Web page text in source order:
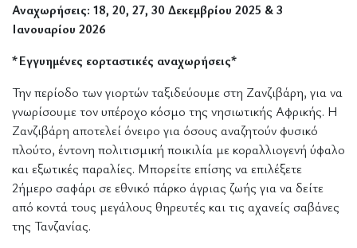
Αναχωρήσεις: 18, 20, 27, 30 Δεκεμβρίου 2025 & 3
Ιανουαρίου 2026
*Εγγυημένες εορταστικές αναχωρήσεις*
Την περίοδο των γιορτών ταξιδεύουμε στη Ζανζιβάρη, για να
γνωρίσουμε τον υπέροχο κόσμο της νησιωτικής Αφρικής. Η
Ζανζιβάρη αποτελεί όνειρο για όσους αναζητούν φυσικό
πλούτο, έντονη πολιτισμική ποικιλία με κοραλλιογενή ύφαλο
και εξωτικές παραλίες. Μπορείτε επίσης να επιλέξετε
2ήμερο σαφάρι σε εθνικό πάρκο άγριας ζωής για να δείτε
από κοντά τους μεγάλους θηρευτές και τις αχανείς σαβάνες
της Τανζανίας.